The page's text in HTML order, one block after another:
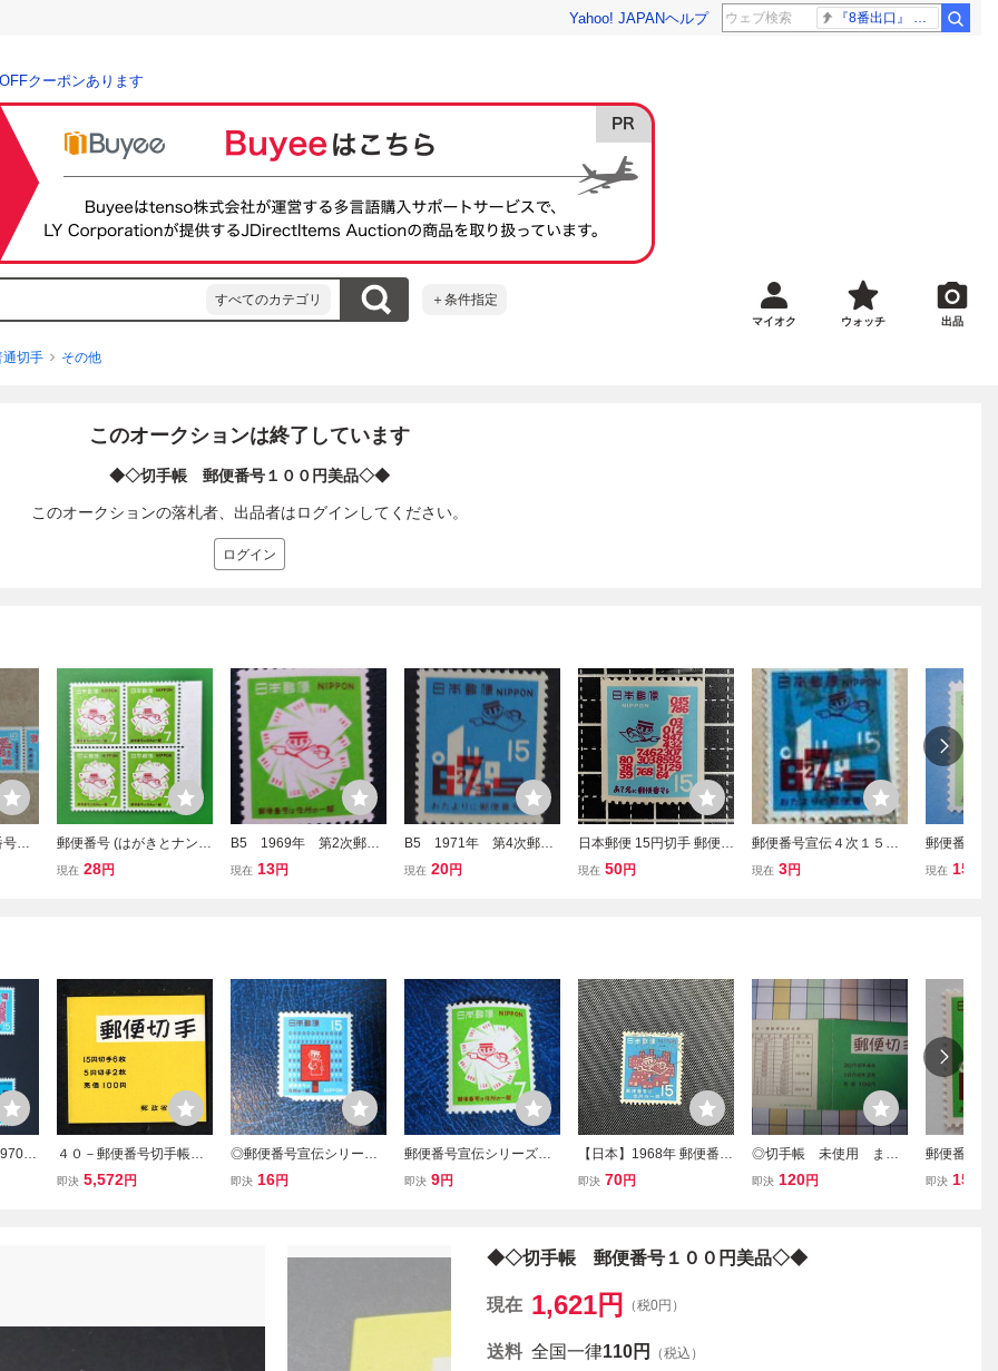
Yahoo! JAPANヘルプ 『8番出口』 金ロー
クーポンあります
すべてのカテゴリ ＋条件指定
マイオク ウォッチ 出品
通切手 その他
このオークションは終了しています
◆◇切手帳 郵便番号１００円美品◇◆
このオークションの落札者、出品者はログインしてください。
ログイン
宣
郵便番号 (はがきとナンバ
ー君）田形 未使用 19
現在 28円
B5 1969年 第2次郵便
番号 7円 未使用 美品
現在 13円
B5 1971年 第4次郵便
番号 15円 未使用 美
現在 20円
日本郵便 15円切手 郵便番
号宣伝切手 1968年発行
現在 50円
郵便番号宣伝４次１５円
３枚連 ローラー印
現在 3円
郵便番号
７円 未使
現在 15
４０－郵便番号切手帳
未
即決 5,572円
◎郵便番号宣伝シリー
ズ 2次15円◎
即決 16円
郵便番号宣伝シリーズ 2
次７円
即決 9円
【日本】1968年 郵便番号
宣伝切手（管理番号ST31
即決 70円
◎切手帳 未使用 まつ1
00円（1972.2.1）
即決 120円
郵便番号
971 未使
即決 15
◆◇切手帳 郵便番号１００円美品◇◆
現在 1,621円 （税0円）
送料 全国一律110円
（税込）